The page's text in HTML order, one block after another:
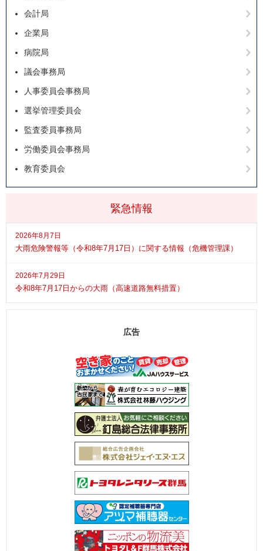
緊急情報
2026年8月7日
大雨危険警報等（令和8年7月17日）に関する情報（危機管理課）
2026年7月29日
令和8年7月17日からの大雨（高速道路無料措置）
会計局
企業局
病院局
議会事務局
人事委員会事務局
選挙管理委員会
監査委員事務局
労働委員会事務局
教育委員会
広告